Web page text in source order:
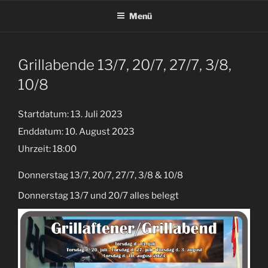
Menü
Grillabende 13/7, 20/7, 27/7, 3/8,
10/8
Startdatum:13. Juli 2023
Enddatum:10. August 2023
Uhrzeit:18:00
Donnerstag 13/7, 20/7, 27/7, 3/8 & 10/8
Donnerstag 13/7 und 20/7 alles belegt